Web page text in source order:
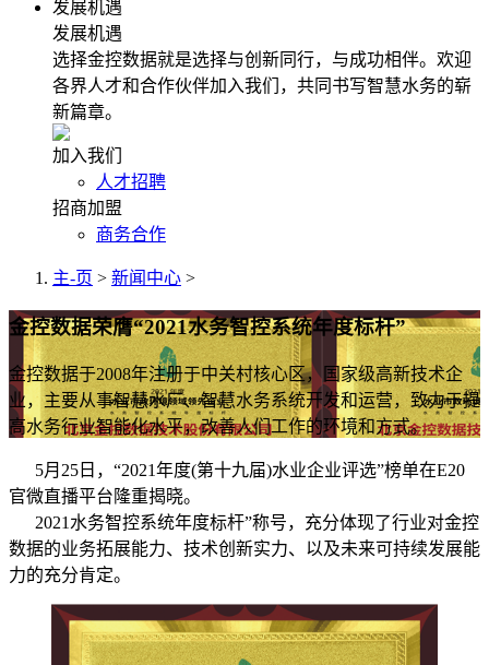
发展机遇
发展机遇
选择金控数据就是选择与创新同行，与成功相伴。欢迎
各界人才和合作伙伴加入我们，共同书写智慧水务的崭
新篇章。
加入我们
人才招聘
招商加盟
商务合作
主-页 > 新闻中心 >
金控数据荣膺“2021水务智控系统年度标杆”
金控数据于2008年注册于中关村核心区，国家级高新技术企
业，主要从事智慧水厂、智慧水务系统开发和运营，致力于提
高水务行业智能化水平，改善人们工作的环境和方式。
5月25日，“2021年度(第十九届)水业企业评选”榜单在E20
官微直播平台隆重揭晓。
2021水务智控系统年度标杆”称号，充分体现了行业对金控
数据的业务拓展能力、技术创新实力、以及未来可持续发展能
力的充分肯定。